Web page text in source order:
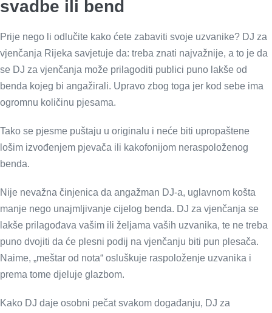
svadbe ili bend
Prije nego li odlučite kako ćete zabaviti svoje uzvanike? DJ za
vjenčanja Rijeka savjetuje da: treba znati najvažnije, a to je da
se DJ za vjenčanja može prilagoditi publici puno lakše od
benda kojeg bi angažirali. Upravo zbog toga jer kod sebe ima
ogromnu količinu pjesama.
Tako se pjesme puštaju u originalu i neće biti upropaštene
lošim izvođenjem pjevača ili kakofonijom neraspoloženog
benda.
Nije nevažna činjenica da angažman DJ-a, uglavnom košta
manje nego unajmljivanje cijelog benda. DJ za vjenčanja se
lakše prilagođava vašim ili željama vaših uzvanika, te ne treba
puno dvojiti da će plesni podij na vjenčanju biti pun plesača.
Naime, „meštar od nota“ osluškuje raspoloženje uzvanika i
prema tome djeluje glazbom.
Kako DJ daje osobni pečat svakom događanju, DJ za